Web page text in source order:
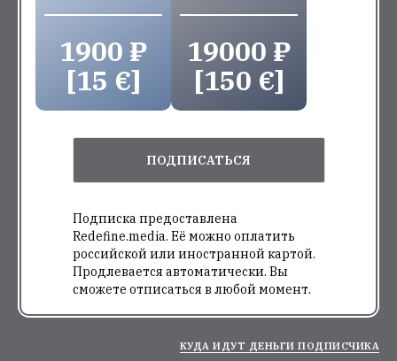
1900 ₽
[15 €]
19000 ₽
[150 €]
ПОДПИСАТЬСЯ
Подписка предоставлена
Redefine.media. Её можно оплатить
российской или иностранной картой.
Продлевается автоматически. Вы
сможете отписаться в любой момент.
КУДА ИДУТ ДЕНЬГИ ПОДПИСЧИКА